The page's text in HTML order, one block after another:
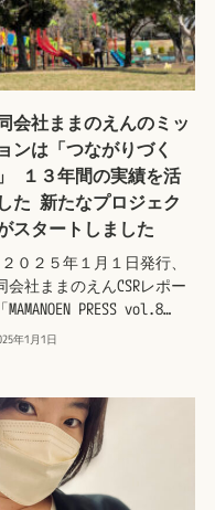
会社ままのえんのミッ
ンは「つながりづく
１３年間の実績を活
た 新たなプロジェク
スタートしました
０２５年１月１日発行、
会社ままのえんCSRレポー
MAMANOEN PRESS vol.8…
年1月1日